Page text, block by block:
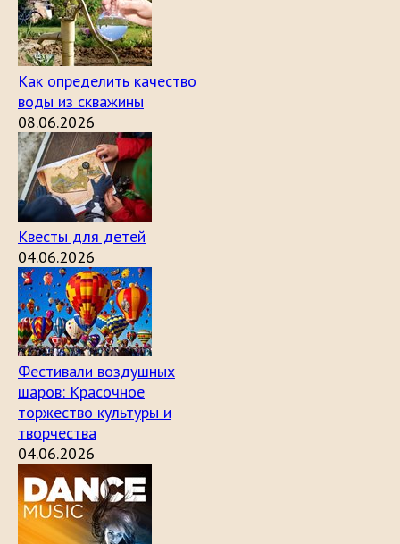
Как определить качество
воды из скважины
08.06.2026
Квесты для детей
04.06.2026
Фестивали воздушных
шаров: Красочное
торжество культуры и
творчества
04.06.2026